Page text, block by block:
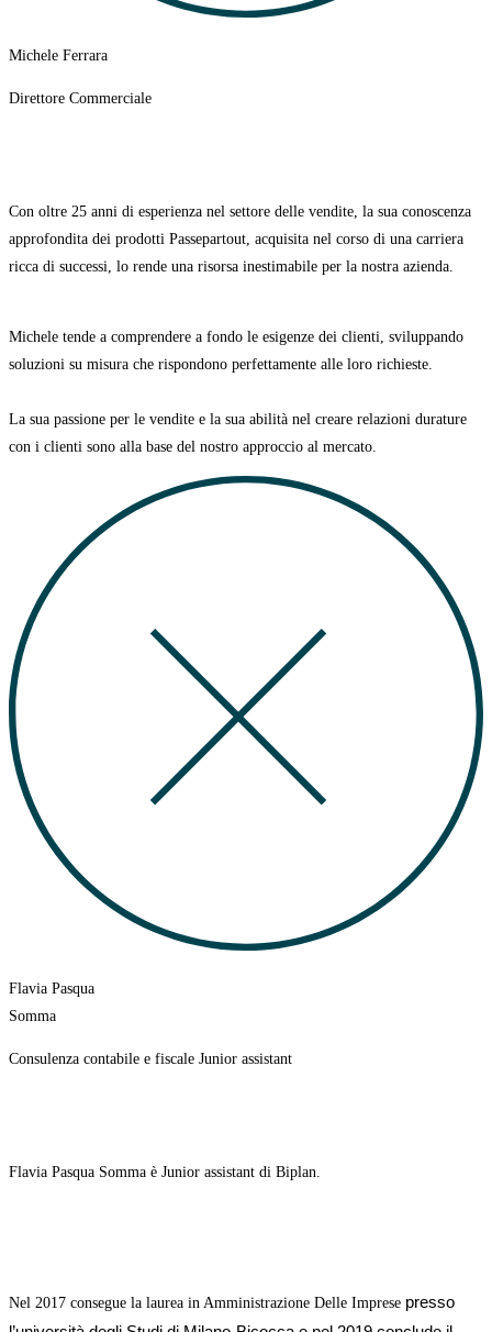
Michele Ferrara
Direttore Commerciale
Con oltre 25 anni di esperienza nel settore delle vendite, la sua conoscenza
approfondita dei prodotti Passepartout, acquisita nel corso di una carriera
ricca di successi, lo rende una risorsa inestimabile per la nostra azienda.
Michele tende a comprendere a fondo le esigenze dei clienti, sviluppando
soluzioni su misura che rispondono perfettamente alle loro richieste.
La sua passione per le vendite e la sua abilità nel creare relazioni durature
con i clienti sono alla base del nostro approccio al mercato.
Flavia Pasqua
Somma
Consulenza contabile e fiscale Junior assistant
Flavia Pasqua Somma è Junior assistant di Biplan.
Nel 2017 consegue la laurea in Amministrazione Delle Imprese presso